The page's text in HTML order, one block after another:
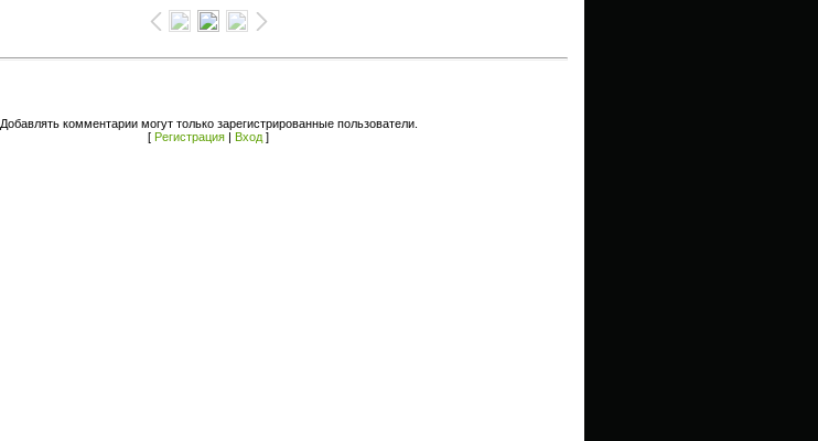
Добавлять комментарии могут только зарегистрированные пользователи.
[ Регистрация | Вход ]